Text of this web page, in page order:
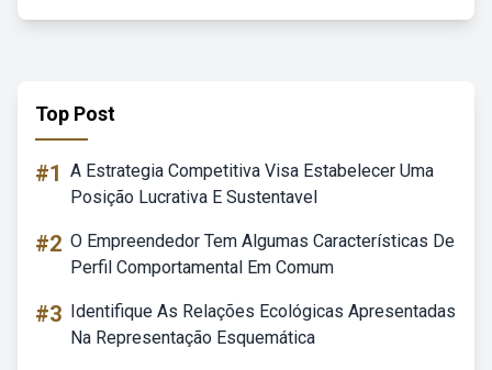
Top Post
#1 A Estrategia Competitiva Visa Estabelecer Uma
Posição Lucrativa E Sustentavel
#2 O Empreendedor Tem Algumas Características De
Perfil Comportamental Em Comum
#3 Identifique As Relações Ecológicas Apresentadas
Na Representação Esquemática